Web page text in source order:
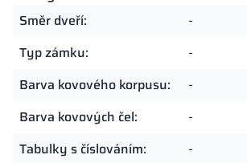
Směr dveří:
-
Typ zámku:
-
Barva kovového korpusu:
-
Barva kovových čel:
-
Tabulky s číslováním:
-